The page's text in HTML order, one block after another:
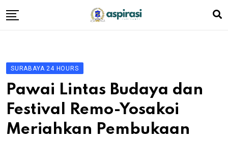
to
Berita
Komen Warga
Podcast
Tentang Kami
SURABAYA 24 HOURS
Pawai Lintas Budaya dan
Festival Remo-Yosakoi
Meriahkan Pembukaan